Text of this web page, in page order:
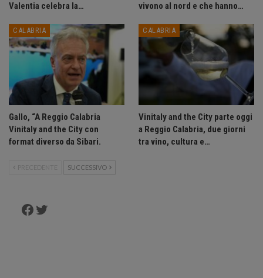
Valentia celebra la…
vivono al nord e che hanno…
CALABRIA
Gallo, “A Reggio Calabria
Vinitaly and the City con
format diverso da Sibari.
CALABRIA
Vinitaly and the City parte oggi
a Reggio Calabria, due giorni
tra vino, cultura e…
PRECEDENTE SUCCESSIVO
Facebook
Twitter